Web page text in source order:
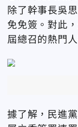
除了幹事長吳
免免簽。對此
屆總召的熱門人
據了解，民進